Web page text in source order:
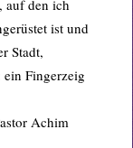
auf den ich
ist und
Stadt,
Fingerzeig
Achim